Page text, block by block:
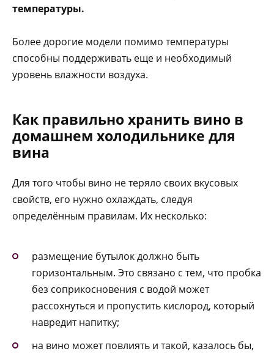
температуры.
Более дорогие модели помимо температуры
способны поддерживать еще и необходимый
уровень влажности воздуха.
Как правильно хранить вино в
домашнем холодильнике для
вина
Для того чтобы вино не теряло своих вкусовых
свойств, его нужно охлаждать, следуя
определённым правилам. Их несколько:
размещение бутылок должно быть
горизонтальным. Это связано с тем, что пробка
без соприкосновения с водой может
рассохнуться и пропустить кислород, который
навредит напитку;
на вино может повлиять и такой, казалось бы,